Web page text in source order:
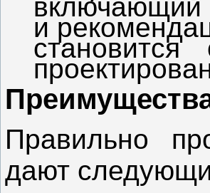
и
Правильно
дают